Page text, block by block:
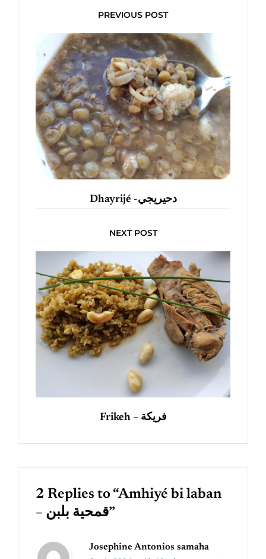
PREVIOUS POST
Dhayrijé -دحيريجي
NEXT POST
Frikeh – فريكة
2 Replies to “Amhiyé bi laban
– قمحية بلبن”
Josephine Antonios samaha